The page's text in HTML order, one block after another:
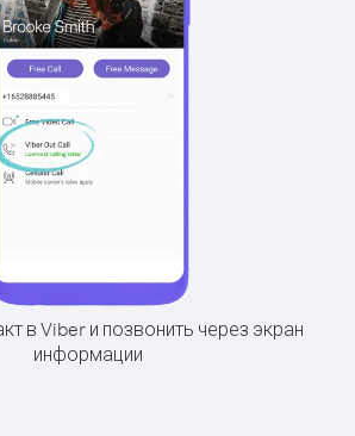
в Viber и позвонить через экран
информации